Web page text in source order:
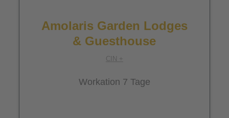
Amolaris Garden Lodges
& Guesthouse
CIN +
Workation 7 Tage